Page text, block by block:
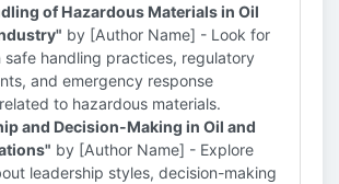
of Hazardous Materials in Oil
by [Author Name] - Look for
safe handling practices, regulatory
and emergency response
to hazardous materials.
and Decision-Making in Oil and
by [Author Name] - Explore
leadership styles, decision-making